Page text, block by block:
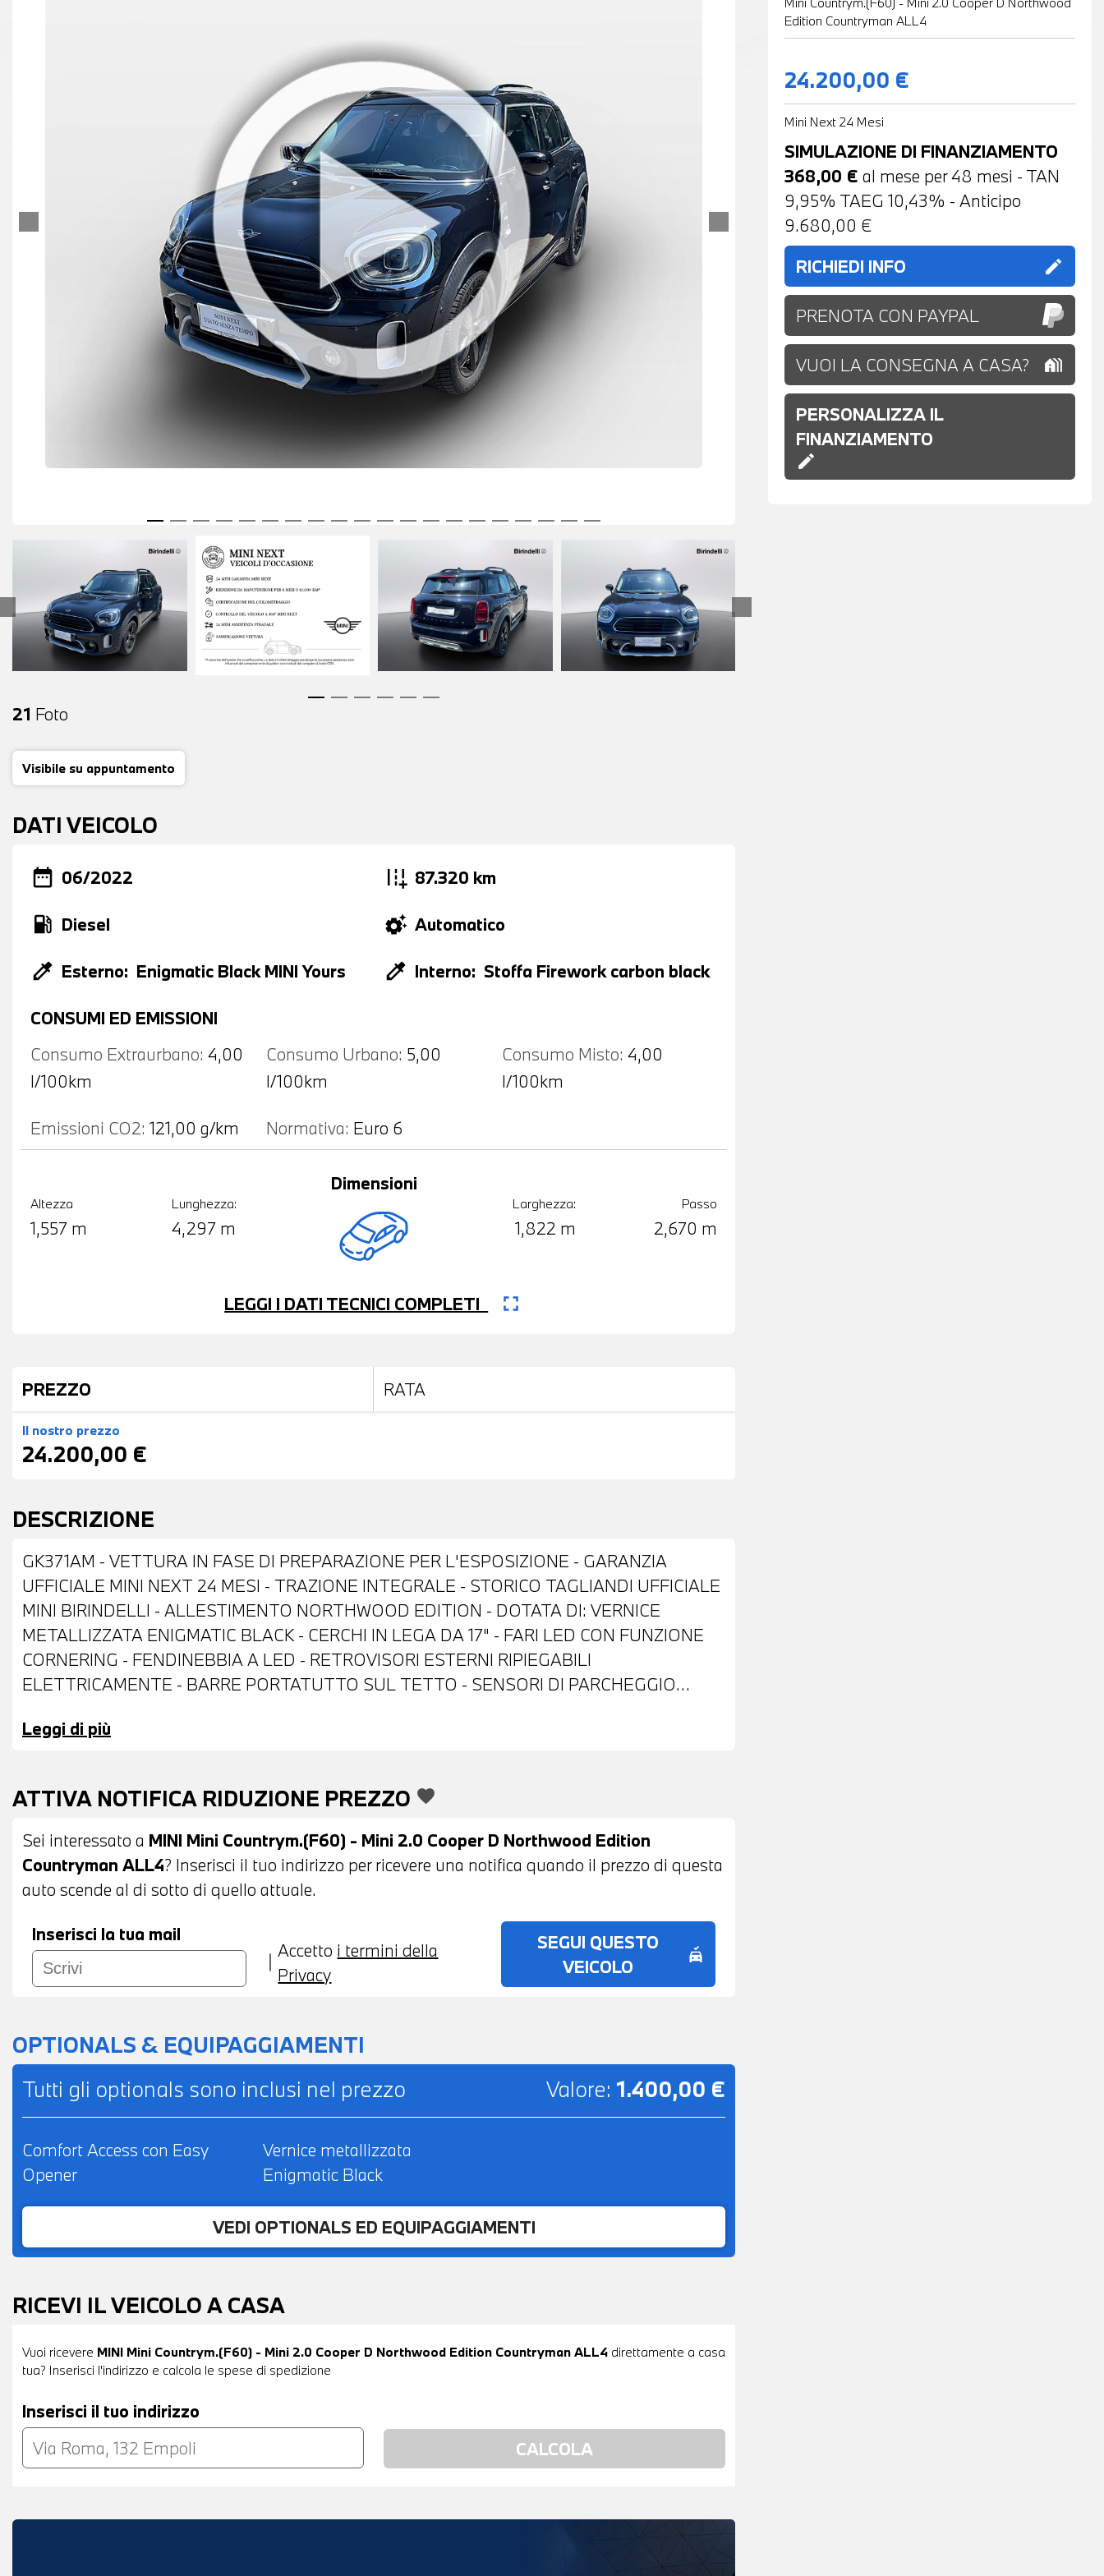
21 Foto
Visibile su appuntamento
DATI VEICOLO
date_range 06/2022 add_road 87.320 km
local_gas_station Diesel settings_suggestAutomatico
colorize Esterno: Enigmatic Black MINI Yours colorize Interno: Stoffa Firework carbon black
CONSUMI ED EMISSIONI
Consumo Extraurbano: 4,00
l/100km
Consumo Urbano: 5,00
l/100km
Consumo Misto: 4,00
l/100km
Emissioni CO2: 121,00 g/km Normativa: Euro 6
Altezza
1,557 m
Lunghezza:
4,297 m
Dimensioni
Larghezza:
1,822 m
Passo
2,670 m
LEGGI I DATI TECNICI COMPLETI fullscreen
PREZZO RATA
Il nostro prezzo
24.200,00 €
DESCRIZIONE
GK371AM - VETTURA IN FASE DI PREPARAZIONE PER L'ESPOSIZIONE - GARANZIA
UFFICIALE MINI NEXT 24 MESI - TRAZIONE INTEGRALE - STORICO TAGLIANDI UFFICIALE
MINI BIRINDELLI - ALLESTIMENTO NORTHWOOD EDITION - DOTATA DI: VERNICE
METALLIZZATA ENIGMATIC BLACK - CERCHI IN LEGA DA 17" - FARI LED CON FUNZIONE
CORNERING - FENDINEBBIA A LED - RETROVISORI ESTERNI RIPIEGABILI
ELETTRICAMENTE - BARRE PORTATUTTO SUL TETTO - SENSORI DI PARCHEGGIO
VOLANTE SPORTIVO IN PELLE CON COMANDI MULTIFUNZIONE - CRUISE CONTROL -
DAB - COMPATIBILITA' CON CONNECTED DRIVE SERVICES - CHIAMATA DI EMERGENZA -
TELESERVICES - COMPATIBILITA' CON CONNECED DRIVE SERVICES - CLIMATIZZATORE
AUTOMATICO BIZONA - BRACCIOLO CENTRALE ANTERIORE - POSSIBILITA' DI PROVA -
POSSIBILITA' DI PERMUTA - POSSIBILITA' DI FINANZIAMENTO ANCHE PER L'INTERO
IMPORTO
Leggi di più
ATTIVA NOTIFICA RIDUZIONE PREZZO favorite
Sei interessato a MINI Mini Countrym.(F60) - Mini 2.0 Cooper D Northwood Edition
Countryman ALL4? Inserisci il tuo indirizzo per ricevere una notifica quando il prezzo di questa
auto scende al di sotto di quello attuale.
Inserisci la tua mail
Accetto i termini della
Privacy
SEGUI QUESTO
VEICOLO
no_crash
OPTIONALS & EQUIPAGGIAMENTI
Tutti gli optionals sono inclusi nel prezzo
Valore: 1.400,00 €
Comfort Access con Easy
Opener
Vernice metallizzata
Enigmatic Black
VEDI OPTIONALS ED EQUIPAGGIAMENTI
RICEVI IL VEICOLO A CASA
Vuoi ricevere MINI Mini Countrym.(F60) - Mini 2.0 Cooper D Northwood Edition Countryman ALL4 direttamente a casa
tua? Inserisci l'indirizzo e calcola le spese di spedizione
Inserisci il tuo indirizzo
Edition Countryman ALL4
24.200,00 €
Mini Next 24 Mesi
SIMULAZIONE DI FINANZIAMENTO
368,00 € al mese per48 mesi - TAN
9,95% TAEG 10,43% - Anticipo
9.680,00 €
RICHIEDI INFO
edit
PRENOTA CON PAYPAL
VUOI LA CONSEGNA A CASA? holiday_village
PERSONALIZZA IL
FINANZIAMENTO
edit